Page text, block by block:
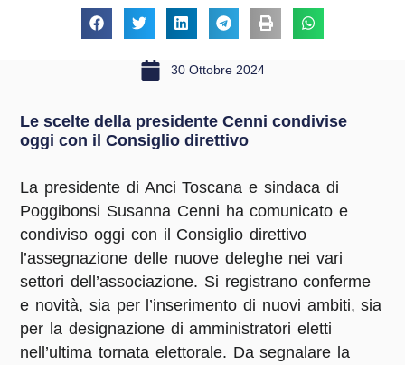
30 Ottobre 2024
Le scelte della presidente Cenni condivise
oggi con il Consiglio direttivo
La presidente di Anci Toscana e sindaca di
Poggibonsi Susanna Cenni ha comunicato e
condiviso oggi con il Consiglio direttivo
l’assegnazione delle nuove deleghe nei vari
settori dell’associazione. Si registrano conferme
e novità, sia per l’inserimento di nuovi ambiti, sia
per la designazione di amministratori eletti
nell’ultima tornata elettorale. Da segnalare la